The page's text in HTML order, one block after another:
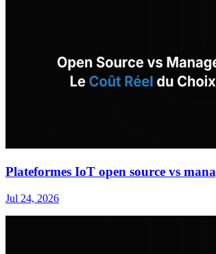
Plateformes IoT open source vs
Jul 24, 2026